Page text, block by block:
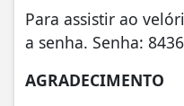
Para assistir ao
a senha. Senha:
AGRADECIMENTO